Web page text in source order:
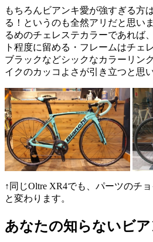
もちろんビアンキ愛が強すぎる方
る！というのも全然アリだと思い
るめのチェレステカラーであれば
ト程度に留める・フレームはチェ
ブラックなどシックなカラーリン
イクのカッコよさが引き立つと思
↑同じOltre XR4でも、パーツのチ
と変わります。
あなたの知らないビ